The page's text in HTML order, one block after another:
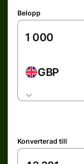
Belopp
GBP
Konverterad till